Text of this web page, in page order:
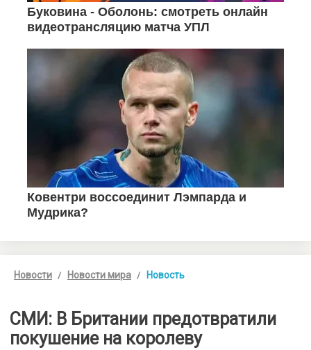
Новости Новости мира Новость
СМИ: В Британии предотвратили
покушение на королеву